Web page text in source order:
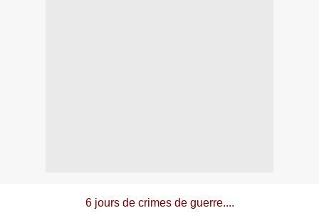
6 jours de crimes de guerre....